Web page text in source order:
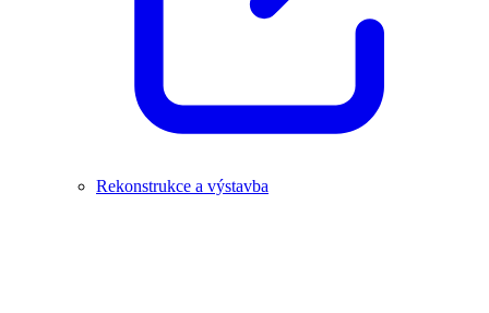
Rekonstrukce a výstavba